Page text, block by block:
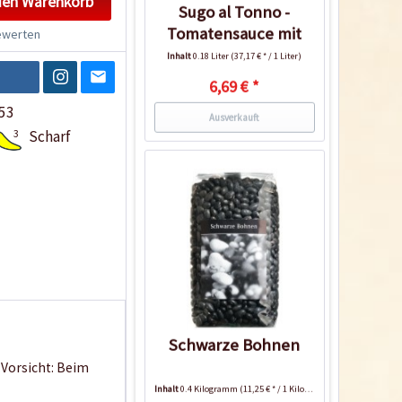
3 Scharf
Beim
Sugo al Tonno -
Tomatensauce mit
Thunfisch
Inhalt0.18 Liter (37,17 € * / 1 Liter)
6,69 € *
Ausverkauft
Schwarze Bohnen
Inhalt0.4 Kilogramm (11,25 € * / 1 Kilogramm)